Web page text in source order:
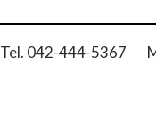
Tel. 042-444-5367